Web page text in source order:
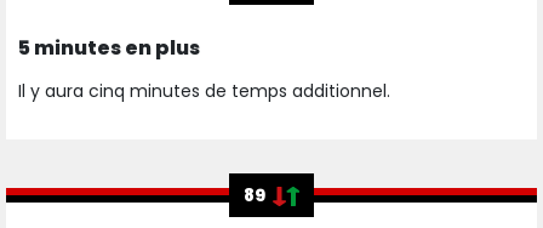
5 minutes en plus
Il y aura cinq minutes de temps additionnel.
89